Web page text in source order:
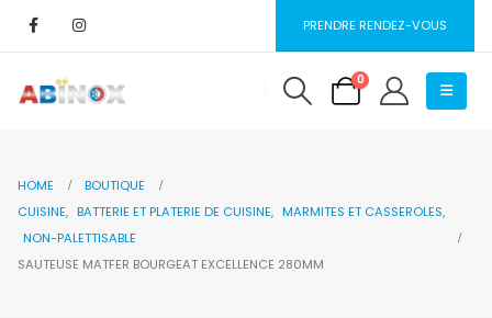
PRENDRE RENDEZ-VOUS
0
HOME
BOUTIQUE
CUISINE, BATTERIE ET PLATERIE DE CUISINE, MARMITES ET CASSEROLES,
NON-PALETTISABLE
SAUTEUSE MATFER BOURGEAT EXCELLENCE 280MM